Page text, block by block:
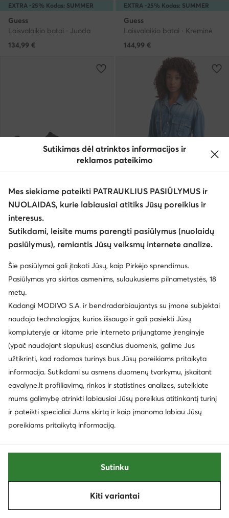
EXTRA -25% Kodas: SUMMER
Guess
Laisvalaikio batai · Juoda
134,99 €
EXTRA -25% Kodas: SUMMER
Guess
Laisvalaikio batai · Kreminė
144,99 €
EXTRA -10% Kodas: SUMMER
Guess
Laisvalaikio batai · Juoda
99,99€
EXTRA -10% Kodas: SUMMER
Naujiena
Rankinė · Balta
114,99€
EXTRA -25% Kodas: SUMMER
Naujiena
Guess
Bateliai · Šviesiai smėlinė · 5.5 cm
EXTRA -25% Kodas: SUMMER
Naujiena
Guess
Kitas
Sutikimas dėl atrinktos informacijos ir
reklamos pateikimo
Mes siekiame pateikti PATRAUKLIUS PASIŪLYMUS ir
NUOLAIDAS, kurie labiausiai atitiks Jūsų poreikius ir
interesus.
Sutikdami, leisite mums parengti pasiūlymus (nuolaidų
pasiūlymus), remiantis Jūsų veiksmų internete analize.
Šie pasiūlymai gali įtakoti Jūsų, kaip Pirkėjo sprendimus.
Pasiūlymas yra skirtas asmenims, sulaukusiems pilnametystės, 18
metų.
Kadangi MODIVO S.A. ir bendradarbiaujantys su įmone subjektai
naudoja technologijas, kurios išsaugo ir gali pasiekti Jūsų
kompiuteryje ar kitame prie interneto prijungtame įrenginyje
(ypač naudojant slapukus) esančius duomenis, galime Jus
užtikrinti, kad rodomas turinys bus Jūsų poreikiams pritaikyta
informacija. Sutikdami su asmens duomenų tvarkymu, įskaitant
eavalyne.lt profiliavimą, rinkos ir statistines analizes, suteikiate
mums galimybę atrinkti labiausiai Jūsų poreikius atitinkantį turinį
ir pateikti specialiai Jums skirtą ir kaip įmanoma labiau Jūsų
poreikiams pritaikytą informaciją.
Kiti variantai
Sutinku